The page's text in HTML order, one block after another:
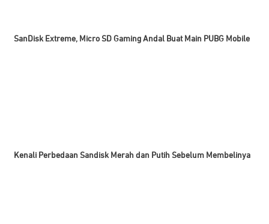
SanDisk Extreme, Micro SD Gaming Andal Buat Main PUBG Mobile
Kenali Perbedaan Sandisk Merah dan Putih Sebelum Membelinya